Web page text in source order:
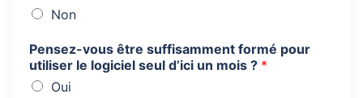
Non
Pensez-vous être suffisamment formé pour
utiliser le logiciel seul d’ici un mois ? *
Oui